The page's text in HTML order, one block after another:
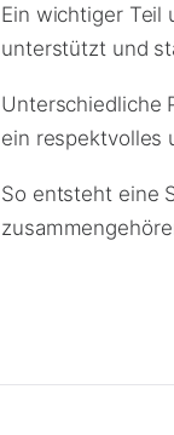
Ein wichtiger Teil
unterstützt und
Unterschiedliche
ein respektvolles
So entsteht eine